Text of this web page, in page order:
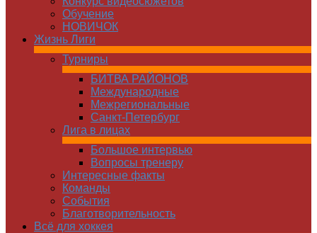
Обучение
НОВИЧОК
Жизнь Лиги
Турниры
БИТВА РАЙОНОВ
Международные
Межрегиональные
Санкт-Петербург
Лига в лицах
Большое интервью
Вопросы тренеру
Интересные факты
Команды
Cобытия
Благотворительность
Всё для хоккея